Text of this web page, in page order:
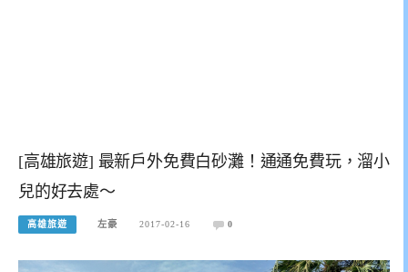
[高雄旅遊] 最新戶外免費白砂灘！通通免費玩，溜小
兒的好去處～
高雄旅遊 左豪 2017-02-16 0